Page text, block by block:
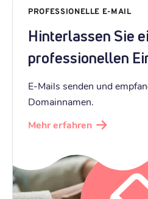
PROFESSIONELLE E-MAIL
Hinterlassen Sie
professionellen
E-Mails senden und
Domainnamen.
Mehr erfahren